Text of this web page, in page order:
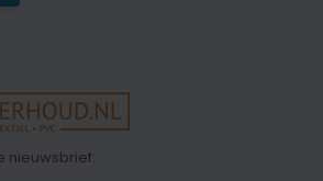
nieuwsbrief: